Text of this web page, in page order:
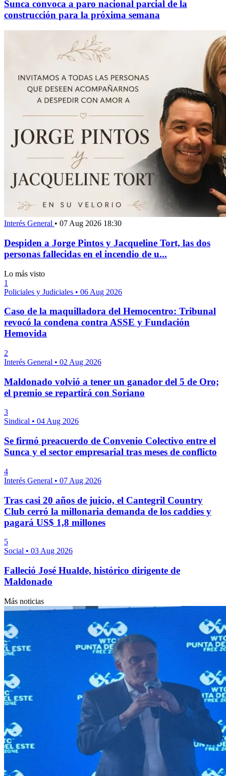
Sunca convoca a paro nacional parcial de la
construcción para la próxima semana
Interés General • 07 Aug 2026 18:30
Despiden a Jorge Pintos y Jacqueline Tort, las dos
personas fallecidas en el incendio de u...
Lo más visto
1
Policiales y Judiciales • 06 Aug 2026
Caso de la maquilladora del Hemocentro: Tribunal
revocó la condena contra ASSE y Fundación
Hemovida
2
Interés General • 02 Aug 2026
Maldonado volvió a tener un ganador del 5 de Oro;
el premio se repartirá con Soriano
3
Sindical • 04 Aug 2026
Se firmó preacuerdo de Convenio Colectivo entre el
Sunca y el sector empresarial tras meses de conflicto
4
Interés General • 07 Aug 2026
Tras casi 20 años de juicio, el Cantegril Country
Club cerró la millonaria demanda de los caddies y
pagará US$ 1,8 millones
5
Social • 03 Aug 2026
Falleció José Hualde, histórico dirigente de
Maldonado
Más noticias